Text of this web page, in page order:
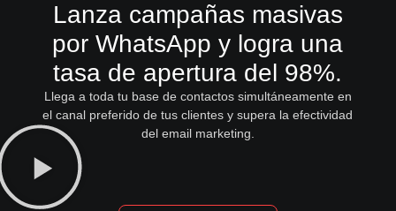
Lanza campañas masivas
por WhatsApp y logra una
tasa de apertura del 98%.
Llega a toda tu base de contactos simultáneamente en
el canal preferido de tus clientes y supera la efectividad
del email marketing.